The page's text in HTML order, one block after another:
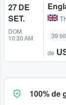
27 DE
SET.
DOM.
10:30 AM
39
de
100% de